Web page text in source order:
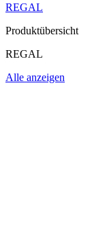
REGAL
Produktübersicht
REGAL
Alle anzeigen